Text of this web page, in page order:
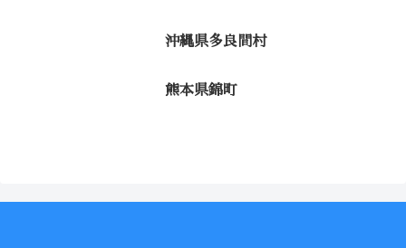
沖縄県多良間村
熊本県錦町